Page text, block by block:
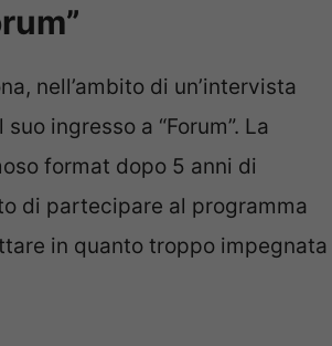
nell’ambito di un’intervista
suo ingresso a “Forum”. La
format dopo 5 anni di
di partecipare al programma
in quanto troppo impegnata